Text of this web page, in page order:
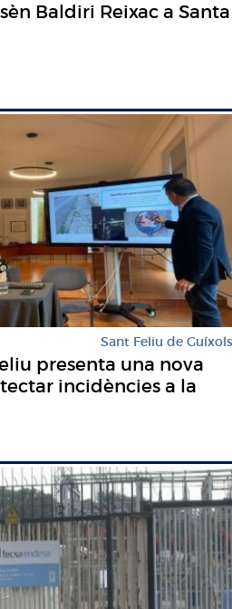
Baldiri Reixac a Santa
Sant Feliu de Guíxols
presenta una nova
incidències a la